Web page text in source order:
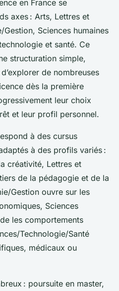
en France se
axes : Arts, Lettres et
Sciences humaines
et santé. Ce
structuration simple,
de nombreuses
dès la première
leur choix
et leur profil personnel.
à des cursus
à des profils variés :
créativité, Lettres et
de la pédagogie et de la
Gestion ouvre sur les
Sciences
les comportements
Technologie/Santé
médicaux ou
: poursuite en master,